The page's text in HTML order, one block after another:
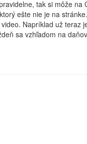
tak si môže
ešte nie je na
Napríklad už teraz
sa vzhľadom na